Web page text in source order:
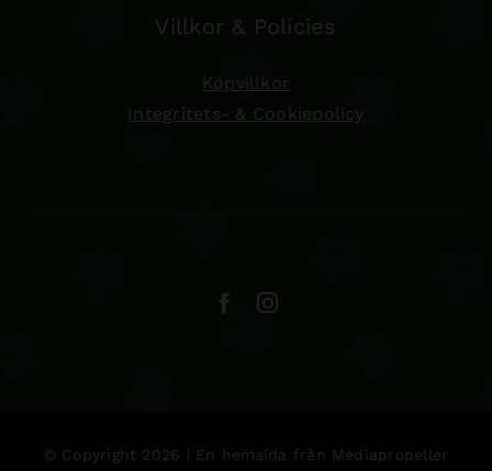
Villkor & Policies
Köpvillkor
Integritets- & Cookiepolicy
© Copyright 2026 | En hemsida från Mediapropeller